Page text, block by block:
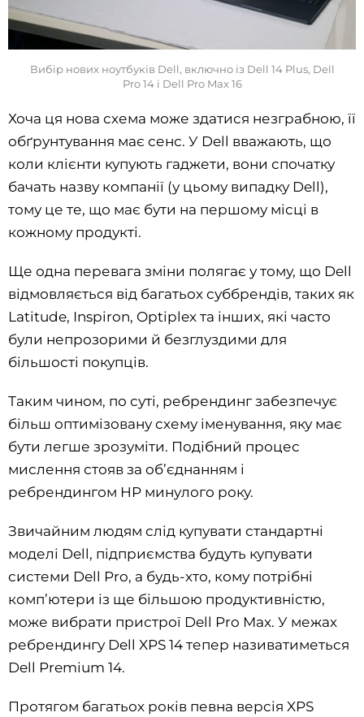
Вибір нових ноутбуків Dell, включно із Dell 14 Plus, Dell
Pro 14 і Dell Pro Max 16
Хоча ця нова схема може здатися незграбною, її
обґрунтування має сенс. У Dell вважають, що
коли клієнти купують гаджети, вони спочатку
бачать назву компанії (у цьому випадку Dell),
тому це те, що має бути на першому місці в
кожному продукті.
Ще одна перевага зміни полягає у тому, що Dell
відмовляється від багатьох суббрендів, таких як
Latitude, Inspiron, Optiplex та інших, які часто
були непрозорими й безглуздими для
більшості покупців.
Таким чином, по суті, ребрендинг забезпечує
більш оптимізовану схему іменування, яку має
бути легше зрозуміти. Подібний процес
мислення стояв за об’єднанням і
ребрендингом HP минулого року.
Звичайним людям слід купувати стандартні
моделі Dell, підприємства будуть купувати
системи Dell Pro, а будь-хто, кому потрібні
комп’ютери із ще більшою продуктивністю,
може вибрати пристрої Dell Pro Max. У межах
ребрендингу Dell XPS 14 тепер називатиметься
Dell Premium 14.
Протягом багатьох років певна версія XPS